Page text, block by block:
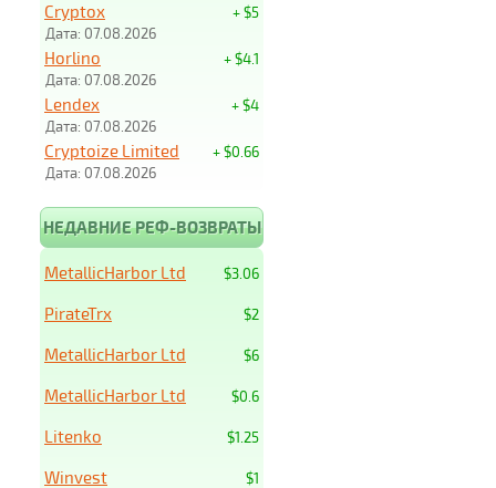
+ $5
Cryptox
Дата: 07.08.2026
+ $4.1
Horlino
Дата: 07.08.2026
+ $4
Lendex
Дата: 07.08.2026
+ $0.66
Cryptoize Limited
Дата: 07.08.2026
НЕДАВНИЕ РЕФ-ВОЗВРАТЫ
$3.06
MetallicHarbor Ltd
$2
PirateTrx
$6
MetallicHarbor Ltd
$0.6
MetallicHarbor Ltd
$1.25
Litenko
$1
Winvest